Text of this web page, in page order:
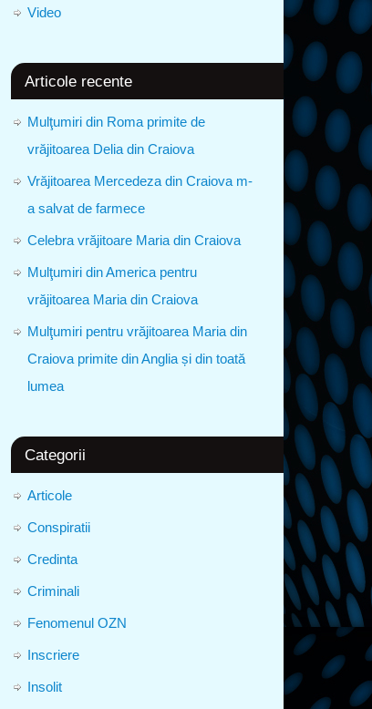
Video
Articole recente
Mulţumiri din Roma primite de
vrăjitoarea Delia din Craiova
Vrăjitoarea Mercedeza din Craiova m-
a salvat de farmece
Celebra vrăjitoare Maria din Craiova
Mulţumiri din America pentru
vrăjitoarea Maria din Craiova
Mulţumiri pentru vrăjitoarea Maria din
Craiova primite din Anglia și din toată
lumea
Categorii
Articole
Conspiratii
Credinta
Criminali
Fenomenul OZN
Inscriere
Insolit